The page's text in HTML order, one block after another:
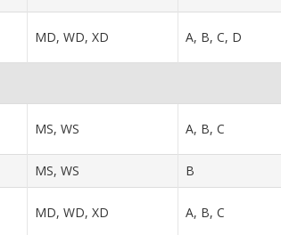
MD, WD, XD A, B, C, D
MS, WS A, B, C
MS, WS B
MD, WD, XD A, B, C